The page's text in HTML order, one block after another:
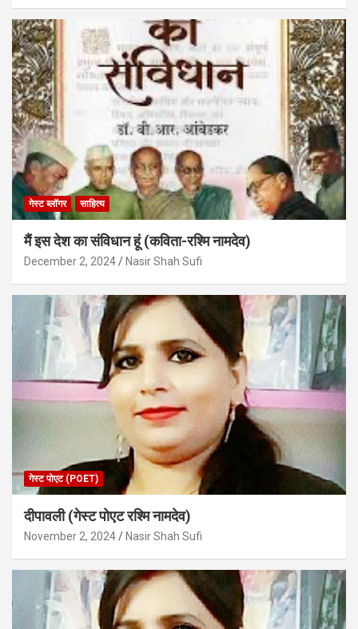
गेस्ट ब्लॉगर साहित्य
मैं इस देश का संविधान हूं (कविता-रश्मि नामदेव)
December 2, 2024 Nasir Shah Sufi
गेस्ट पोएट (POET)
दीपावली (गेस्ट पोएट रश्मि नामदेव)
November 2, 2024 Nasir Shah Sufi